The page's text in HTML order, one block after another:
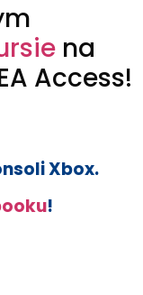
na
Access!
Xbox.
!